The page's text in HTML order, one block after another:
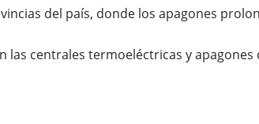
del país, donde los apagones
centrales termoeléctricas y apagones